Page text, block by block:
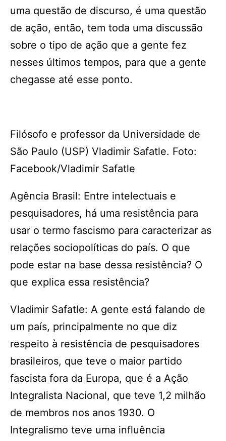
uma questão de discurso, é uma questão
de ação, então, tem toda uma discussão
sobre o tipo de ação que a gente fez
nesses últimos tempos, para que a gente
chegasse até esse ponto.
Filósofo e professor da Universidade de
São Paulo (USP) Vladimir Safatle. Foto:
Facebook/Vladimir Safatle
Agência Brasil: Entre intelectuais e
pesquisadores, há uma resistência para
usar o termo fascismo para caracterizar as
relações sociopolíticas do país. O que
pode estar na base dessa resistência? O
que explica essa resistência?
Vladimir Safatle: A gente está falando de
um país, principalmente no que diz
respeito à resistência de pesquisadores
brasileiros, que teve o maior partido
fascista fora da Europa, que é a Ação
Integralista Nacional, que teve 1,2 milhão
de membros nos anos 1930. O
Integralismo teve uma influência